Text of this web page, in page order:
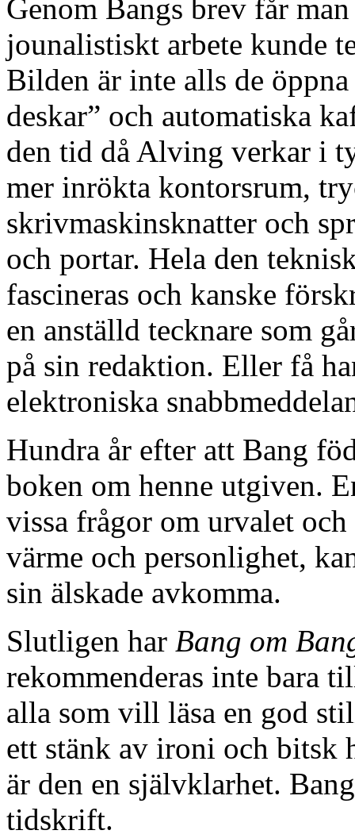
Genom Bangs brev får
jounalistiskt arbete kunde
Bilden är inte alls de
deskar” och automatiska
den tid då Alving verkar i
mer inrökta kontorsrum,
skrivmaskinsknatter och
och portar. Hela den
fascineras och kanske
en anställd tecknare som
på sin redaktion. Eller få
elektroniska
Hundra år efter att Bang
boken om henne utgiven.
vissa frågor om urvalet
värme och personlighet,
sin älskade avkomma.
Slutligen har Bang om
rekommenderas inte bara
alla som vill läsa en god
ett stänk av ironi och bitsk
är den en självklarhet.
tidskrift.